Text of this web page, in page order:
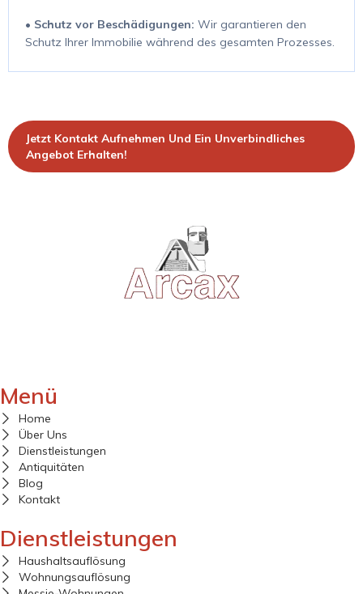
• Schutz vor Beschädigungen: Wir garantieren den
Schutz Ihrer Immobilie während des gesamten Prozesses.
Jetzt Kontakt Aufnehmen Und Ein Unverbindliches
Angebot Erhalten!
Menü
Home
Über Uns
Dienstleistungen
Antiquitäten
Blog
Kontakt
Dienstleistungen
Haushaltsauflösung
Wohnungsauflösung